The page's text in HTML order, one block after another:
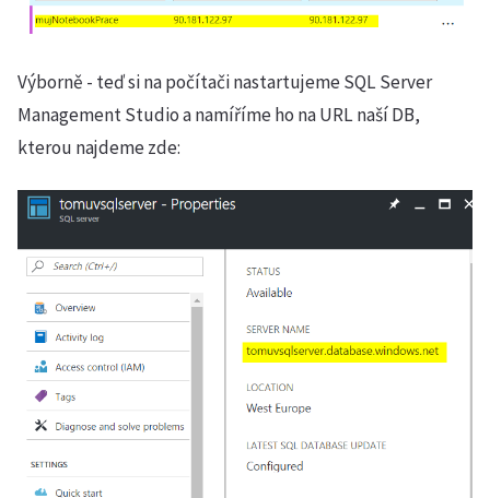
Výborně - teď si na počítači nastartujeme SQL Server
Management Studio a namíříme ho na URL naší DB,
kterou najdeme zde: